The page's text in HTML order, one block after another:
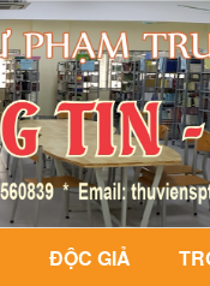
ĐỘC GIẢ